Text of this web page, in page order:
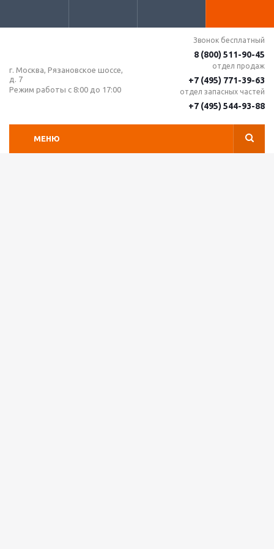
г. Москва, Рязановское шоссе,
д. 7
Режим работы с 8:00 до 17:00
Звонок бесплатный
8 (800) 511-90-45
отдел продаж
+7 (495) 771-39-63
отдел запасных частей
+7 (495) 544-93-88
МЕНЮ